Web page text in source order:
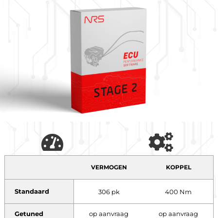
VERMOGEN KOPPEL
Standaard 306 pk 400 Nm
Getuned op aanvraag op aanvraag